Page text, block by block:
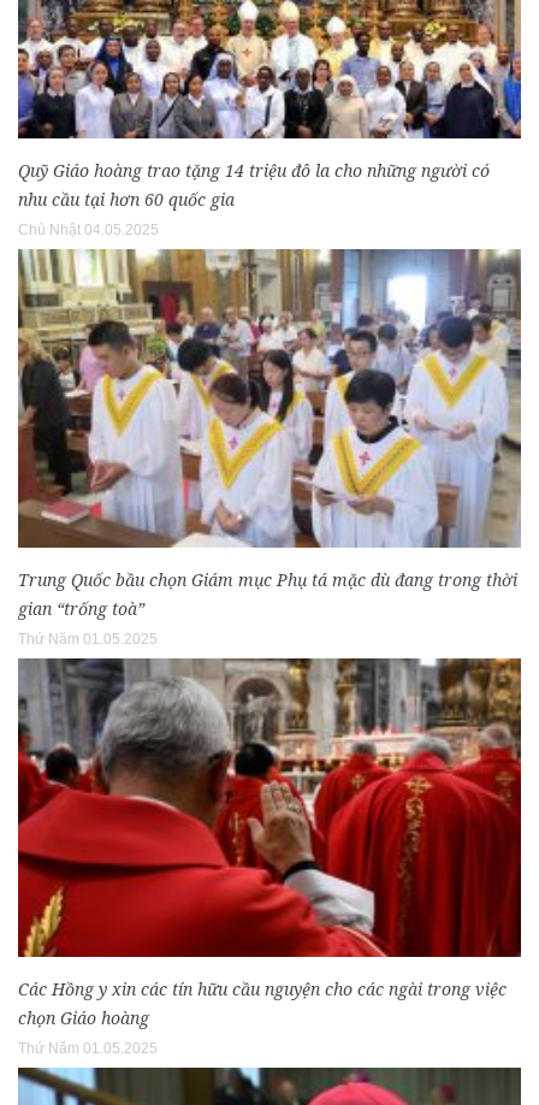
Quỹ Giáo hoàng trao tặng 14 triệu đô la cho những người có
nhu cầu tại hơn 60 quốc gia
Chủ Nhật 04.05.2025
Trung Quốc bầu chọn Giám mục Phụ tá mặc dù đang trong thời
gian “trống toà”
Thứ Năm 01.05.2025
Các Hồng y xin các tín hữu cầu nguyện cho các ngài trong việc
chọn Giáo hoàng
Thứ Năm 01.05.2025